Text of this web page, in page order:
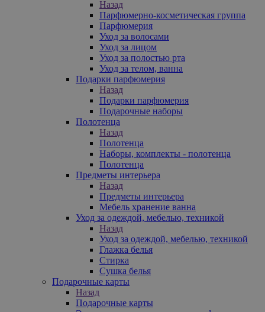
Назад
Парфюмерно-косметическая группа
Парфюмерия
Уход за волосами
Уход за лицом
Уход за полостью рта
Уход за телом, ванна
Подарки парфюмерия
Назад
Подарки парфюмерия
Подарочные наборы
Полотенца
Назад
Полотенца
Наборы, комплекты - полотенца
Полотенца
Предметы интерьера
Назад
Предметы интерьера
Мебель хранение ванна
Уход за одеждой, мебелью, техникой
Назад
Уход за одеждой, мебелью, техникой
Глажка белья
Стирка
Сушка белья
Подарочные карты
Назад
Подарочные карты